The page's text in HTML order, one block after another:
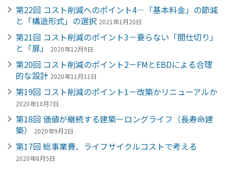
第22回 コスト削減へのポイント4―「基本料金」の節減
と「構造形式」の選択 2021年1月20日
第21回 コスト削減のポイント3－要らない「間仕切り」
と「扉」
2020年12月9日
第20回 コスト削減のポイント2－FMとEBDによる合理
的な設計 2020年11月11日
第19回 コスト削減のポイント1－改築かリニューアルか
2020年10月7日
第18回 価値が継続する建築－ロングライフ（長寿命建
築）
2020年9月2日
第17回 総事業費、ライフサイクルコストで考える
2020年8月5日